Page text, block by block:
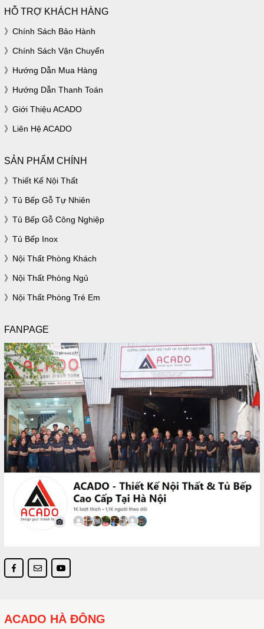
HỖ TRỢ KHÁCH HÀNG
Chính Sách Bảo Hành
Chính Sách Vận Chuyển
Hướng Dẫn Mua Hàng
Hướng Dẫn Thanh Toán
Giới Thiệu ACADO
Liên Hệ ACADO
SẢN PHẨM CHÍNH
Thiết Kế Nội Thất
Tủ Bếp Gỗ Tự Nhiên
Tủ Bếp Gỗ Công Nghiệp
Tủ Bếp Inox
Nội Thất Phòng Khách
Nội Thất Phòng Ngủ
Nội Thất Phòng Trẻ Em
FANPAGE
ACADO HÀ ĐÔNG